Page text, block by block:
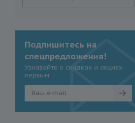
Подпишитесь на
спецпредложения!
Узнавайте о скидках и акциях
первым